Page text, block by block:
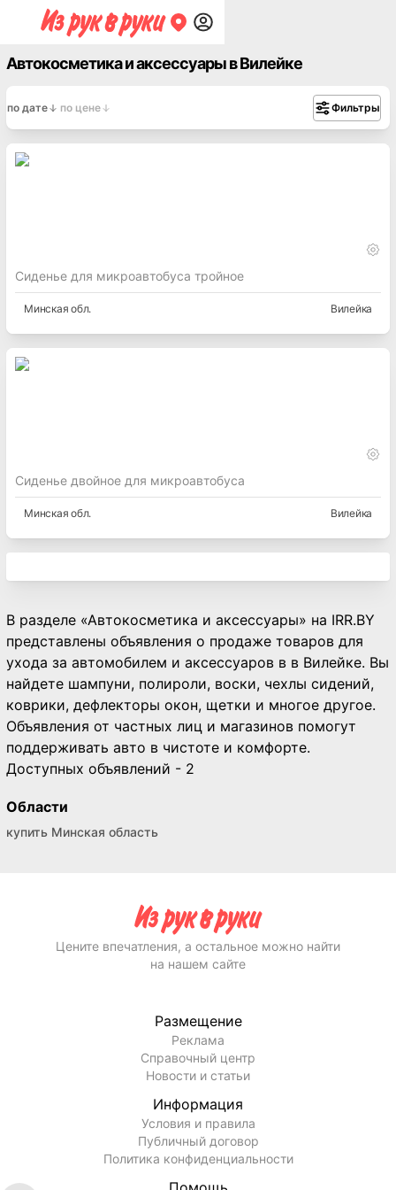
Автокосметика и аксессуары в Вилейке
по дате по цене Фильтры
Сиденье для микроавтобуса тройное
Минская обл. Вилейка
Сиденье двойное для микроавтобуса
Минская обл. Вилейка
В разделе «Автокосметика и аксессуары» на IRR.BY
представлены объявления о продаже товаров для
ухода за автомобилем и аксессуаров в в Вилейке. Вы
найдете шампуни, полироли, воски, чехлы сидений,
коврики, дефлекторы окон, щетки и многое другое.
Объявления от частных лиц и магазинов помогут
поддерживать авто в чистоте и комфорте.
Доступных объявлений - 2
Области
купить Минская область
Цените впечатления, а остальное можно найти
на нашем сайте
Размещение
Реклама
Справочный центр
Новости и статьи
Информация
Условия и правила
Публичный договор
Политика конфиденциальности